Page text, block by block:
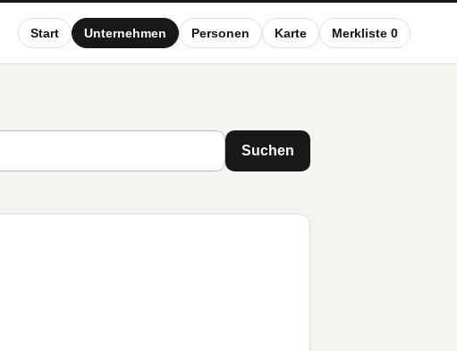
Start Unternehmen Personen Karte Merkliste 0
Suchen